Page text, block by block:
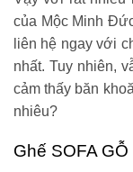
của Mộc Minh
liên hệ ngay với
nhất. Tuy nhiên,
cảm thấy băn
nhiêu?
Ghế SOFA